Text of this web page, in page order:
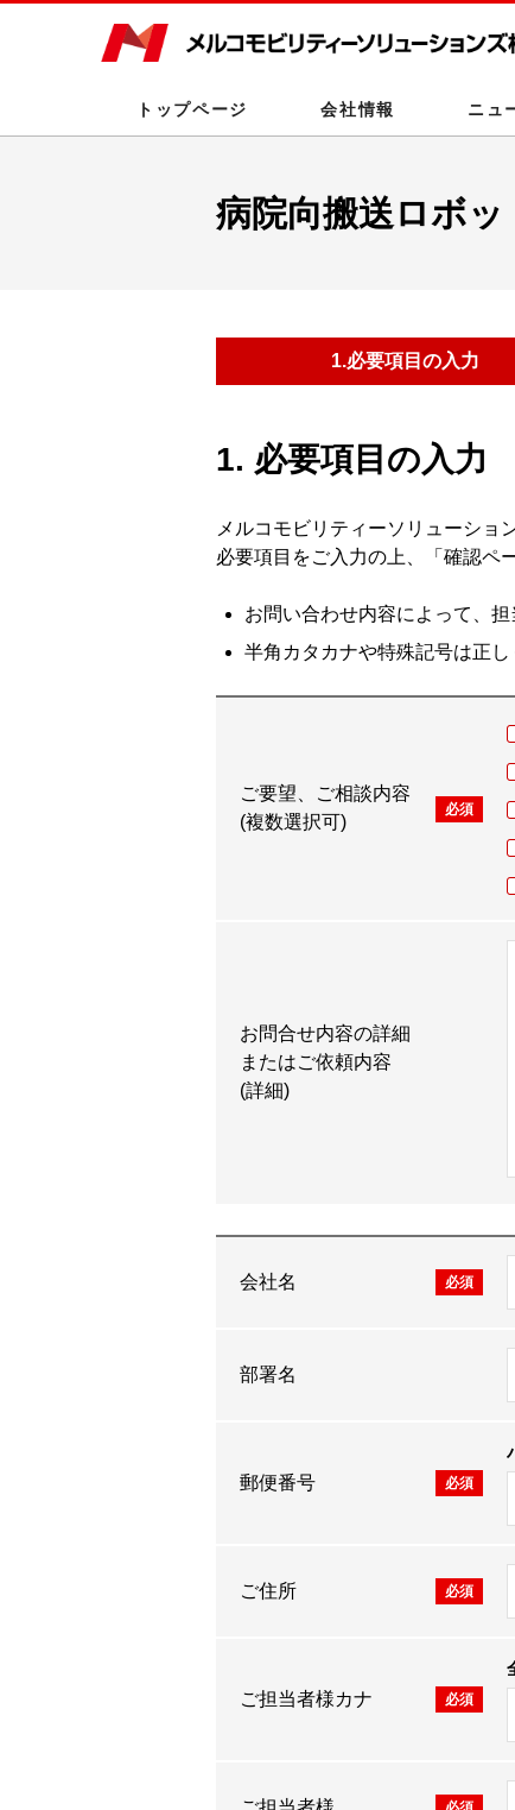
トップページ 会社情報 ニュ
病院向搬送ロボ
1.必要項目の入力
1. 必要項目の入力
メルコモビリティーソリューショ
必要項目をご入力の上、「確認ペ
お問い合わせ内容によって、
半角カタカナや特殊記号は正
ご要望、ご相談内容
(複数選択可)
必須
お問合せ内容の詳細
またはご依頼内容
(詳細)
会社名 必須
部署名
郵便番号 必須
ご住所 必須
ご担当者様カナ 必須